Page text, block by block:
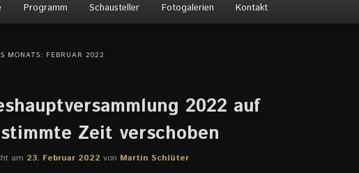
Programm Schausteller Fotogalerien Kontakt
MONATS: FEBRUAR 2022
2022 auf
Zeit verschoben
am 23. Februar 2022 von Martin Schlüter